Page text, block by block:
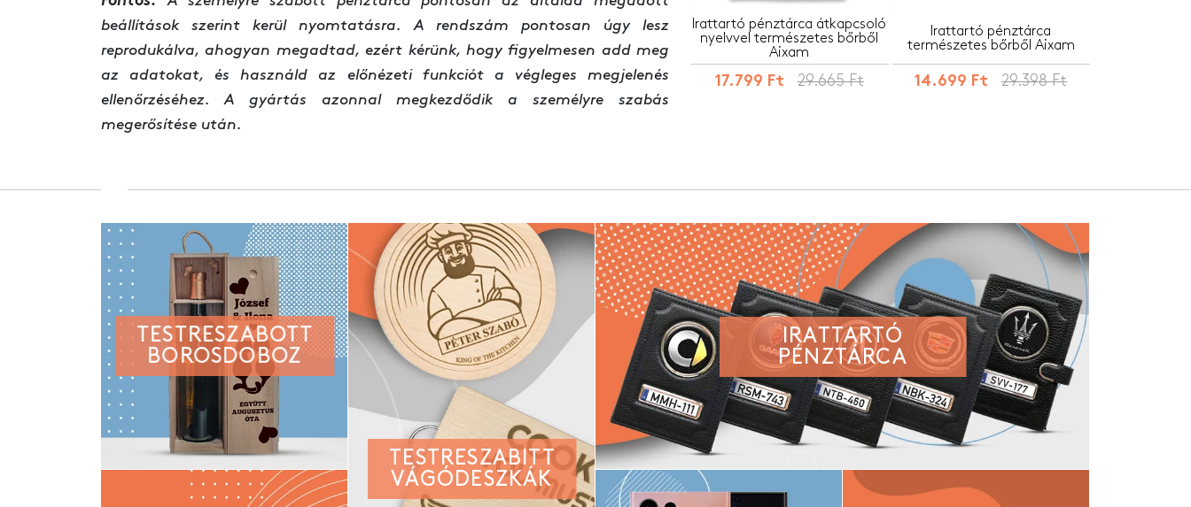
beállítások szerint kerül nyomtatásra. A rendszám pontosan úgy lesz
reprodukálva, ahogyan megadtad, ezért kérünk, hogy figyelmesen add meg
az adatokat, és használd az előnézeti funkciót a végleges megjelenés
ellenőrzéséhez. A gyártás azonnal megkezdődik a személyre szabás
megerősítése után.
Irattartó pénztárca átkapcsoló
nyelvvel természetes bőrből
Aixam
17.799 Ft 29.665 Ft
Irattartó pénztárca
természetes bőrből Aixam
14.699 Ft 29.398 Ft
TESTRESZABOTT
BOROSDOBOZ
TESTRESZABITT
VÁGÓDESZKÁK
IRATTARTÓ
PÉNZTÁRCA